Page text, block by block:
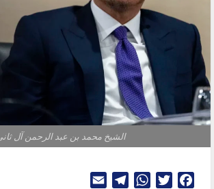
الشيخ محمد بن عبد الرحمن آل ثاني
Facebook
Twitter
WhatsApp
Telegram
Email